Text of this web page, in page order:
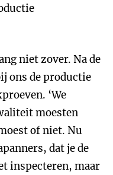
niet zover. Na de
ons de productie
‘We
moesten
of niet. Nu
dat je de
inspecteren, maar